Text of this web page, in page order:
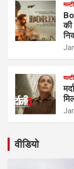
की
वीडियो